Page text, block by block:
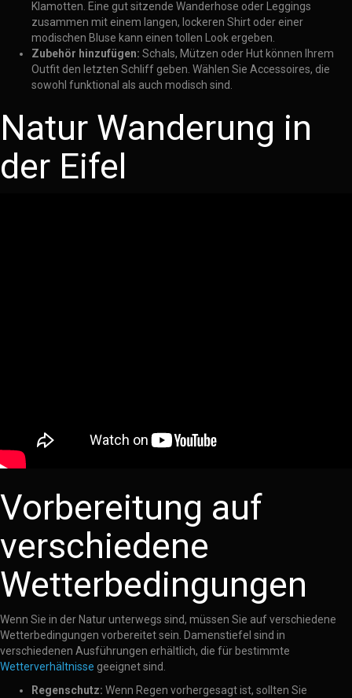
Klamotten. Eine gut sitzende Wanderhose oder Leggings
zusammen mit einem langen, lockeren Shirt oder einer
modischen Bluse kann einen tollen Look ergeben.
Zubehör hinzufügen: Schals, Mützen oder Hut können Ihrem
Outfit den letzten Schliff geben. Wählen Sie Accessoires, die
sowohl funktional als auch modisch sind.
Natur Wanderung in
der Eifel
Vorbereitung auf
verschiedene
Wetterbedingungen
Wenn Sie in der Natur unterwegs sind, müssen Sie auf verschiedene
Wetterbedingungen vorbereitet sein. Damenstiefel sind in
verschiedenen Ausführungen erhältlich, die für bestimmte
Wetterverhältnisse geeignet sind.
Regenschutz: Wenn Regen vorhergesagt ist, sollten Sie